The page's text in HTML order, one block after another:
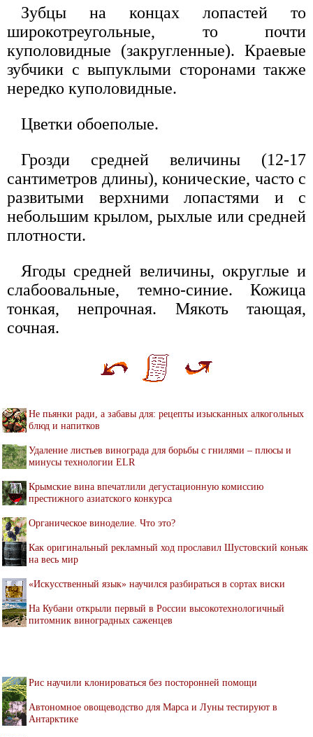
Зубцы на концах лопастей то
широкотреугольные, то почти
куполовидные (закругленные). Краевые
зубчики с выпуклыми сторонами также
нередко куполовидные.
Цветки обоеполые.
Грозди средней величины (12-17
сантиметров длины), конические, часто с
развитыми верхними лопастями и с
небольшим крылом, рыхлые или средней
плотности.
Ягоды средней величины, округлые и
слабоовальные, темно-синие. Кожица
тонкая, непрочная. Мякоть тающая,
сочная.
Не пьянки ради, а забавы для: рецепты изысканных алкогольных
блюд и напитков
Удаление листьев винограда для борьбы с гнилями – плюсы и
минусы технологии ELR
Крымские вина впечатлили дегустационную комиссию
престижного азиатского конкурса
Органическое виноделие. Что это?
Как оригинальный рекламный ход прославил Шустовский коньяк
на весь мир
«Искусственный язык» научился разбираться в сортах виски
На Кубани открыли первый в России высокотехнологичный
питомник виноградных саженцев
Рис научили клонироваться без посторонней помощи
Автономное овощеводство для Марса и Луны тестируют в
Антарктике